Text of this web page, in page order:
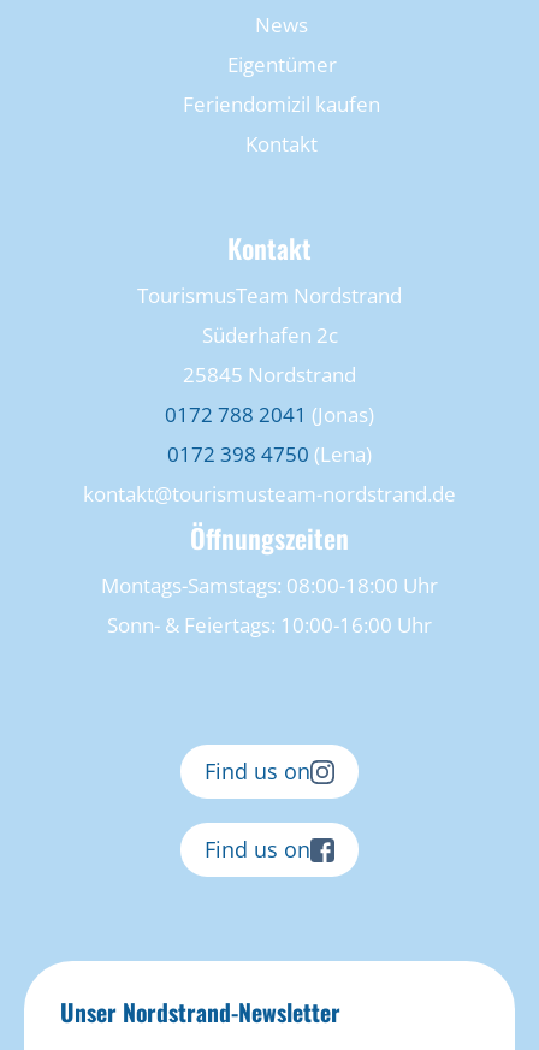
News
Eigentümer
Feriendomizil kaufen
Kontakt
Kontakt
TourismusTeam Nordstrand
Süderhafen 2c
25845 Nordstrand
0172 788 2041 (Jonas)
0172 398 4750 (Lena)
kontakt@tourismusteam-nordstrand.de
Öffnungszeiten
Montags-Samstags: 08:00-18:00 Uhr
Sonn- & Feiertags: 10:00-16:00 Uhr
Find us on
Find us on
Unser Nordstrand-Newsletter